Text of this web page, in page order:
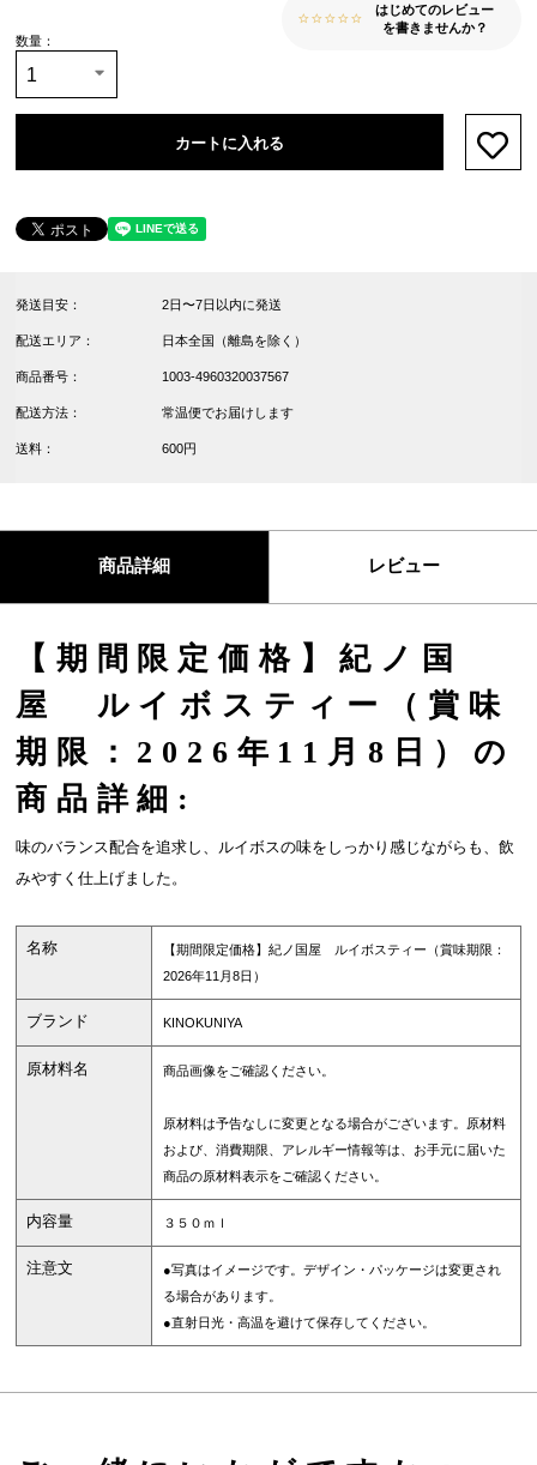
はじめてのレビュー
を書きませんか？
カートに入れる
発送目安： 2日〜7日以内に発送
配送エリア： 日本全国（離島を除く）
商品番号： 1003-4960320037567
配送方法： 常温便でお届けします
送料： 600円
商品詳細 レビュー
【期間限定価格】紀ノ国
屋 ルイボスティー（賞味
期限：2026年11月8日）の
商品詳細:
味のバランス配合を追求し、ルイボスの味をしっかり感じながらも、飲
みやすく仕上げました。
名称
【期間限定価格】紀ノ国屋 ルイボスティー（賞味期限：
2026年11月8日）
ブランド KINOKUNIYA
原材料名 商品画像をご確認ください。
原材料は予告なしに変更となる場合がございます。原材料
および、消費期限、アレルギー情報等は、お手元に届いた
商品の原材料表示をご確認ください。
内容量 ３５０ｍｌ
注意文
●写真はイメージです。デザイン・パッケージは変更され
る場合があります。
●直射日光・高温を避けて保存してください。